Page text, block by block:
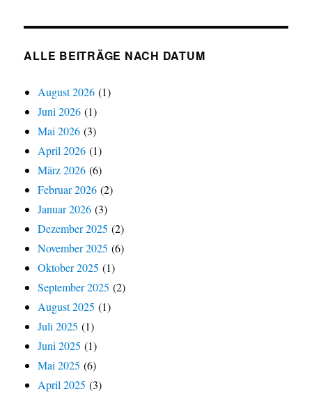
ALLE BEITRÄGE NACH DATUM
August 2026 (1)
Juni 2026 (1)
Mai 2026 (3)
April 2026 (1)
März 2026 (6)
Februar 2026 (2)
Januar 2026 (3)
Dezember 2025 (2)
November 2025 (6)
Oktober 2025 (1)
September 2025 (2)
August 2025 (1)
Juli 2025 (1)
Juni 2025 (1)
Mai 2025 (6)
April 2025 (3)